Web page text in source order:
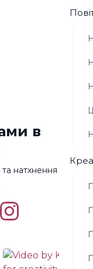
в
натхнення від